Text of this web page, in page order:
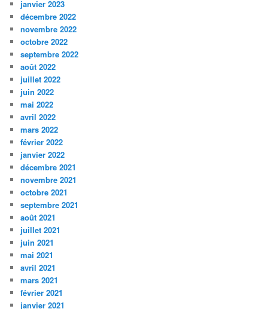
janvier 2023
décembre 2022
novembre 2022
octobre 2022
septembre 2022
août 2022
juillet 2022
juin 2022
mai 2022
avril 2022
mars 2022
février 2022
janvier 2022
décembre 2021
novembre 2021
octobre 2021
septembre 2021
août 2021
juillet 2021
juin 2021
mai 2021
avril 2021
mars 2021
février 2021
janvier 2021